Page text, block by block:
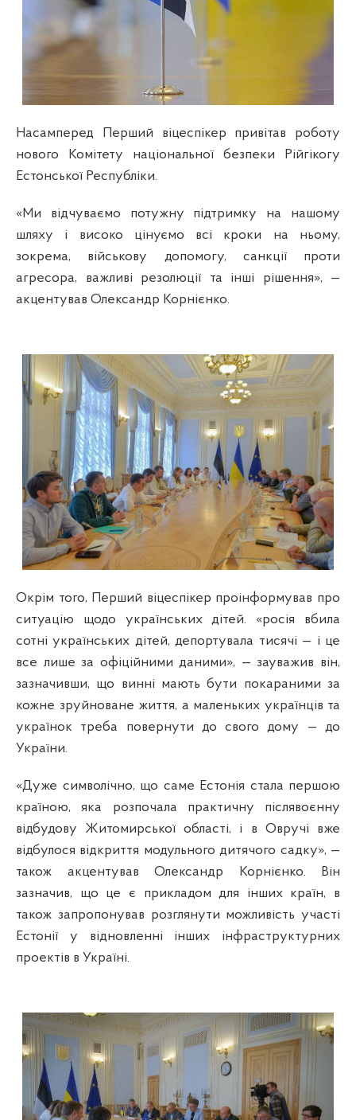
Насамперед Перший віцеспікер привітав роботу
нового Комітету національної безпеки Рійгікогу
Естонської Республіки.
«Ми відчуваємо потужну підтримку на нашому
шляху і високо цінуємо всі кроки на ньому,
зокрема, військову допомогу, санкції проти
агресора, важливі резолюції та інші рішення», —
акцентував Олександр Корнієнко.
Окрім того, Перший віцеспікер проінформував про
ситуацію щодо українських дітей. «росія вбила
сотні українських дітей, депортувала тисячі — і це
все лише за офіційними даними», — зауважив він,
зазначивши, що винні мають бути покараними за
кожне зруйноване життя, а маленьких українців та
українок треба повернути до свого дому — до
України.
«Дуже символічно, що саме Естонія стала першою
країною, яка розпочала практичну післявоєнну
відбудову Житомирської області, і в Овручі вже
відбулося відкриття модульного дитячого садку», —
також акцентував Олександр Корнієнко. Він
зазначив, що це є прикладом для інших країн, в
також запропонував розглянути можливість участі
Естонії у відновленні інших інфраструктурних
проектів в Україні.